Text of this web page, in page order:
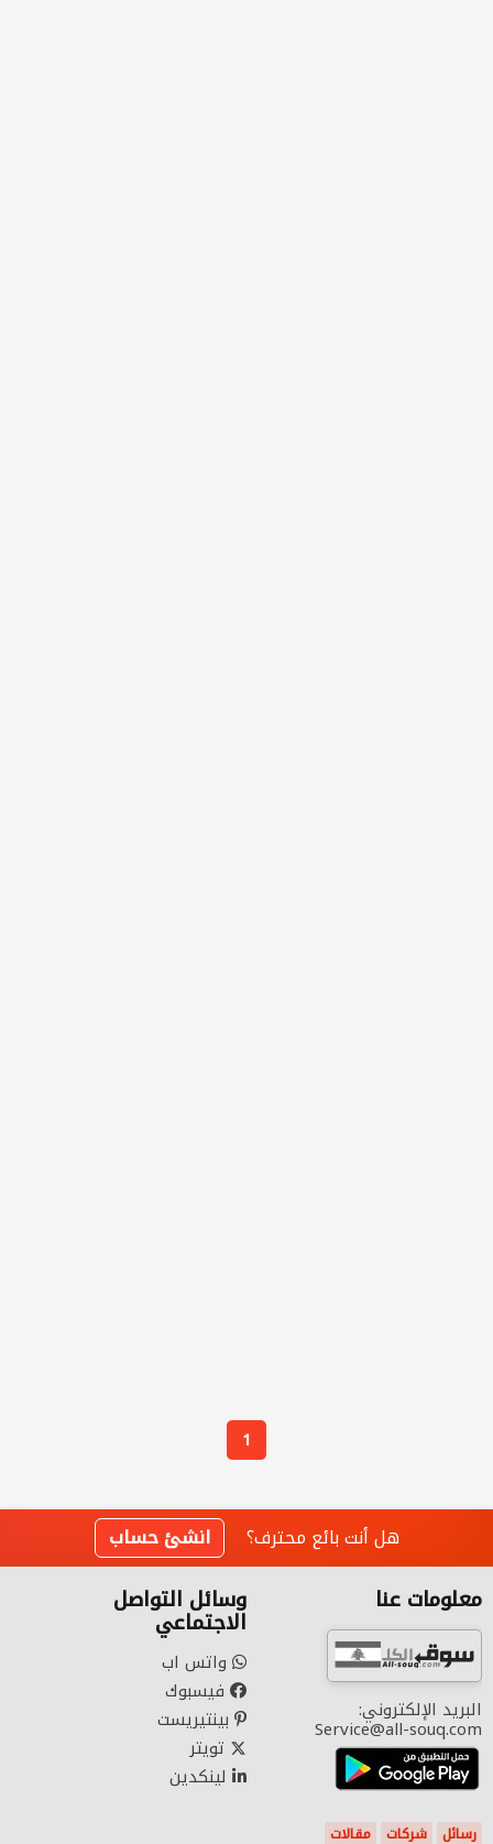
1
هل أنت بائع محترف؟ انشئ حساب
معلومات عنا
البريد الإلكتروني:
Service@all-souq.com
رسائل شركات مقالات
وسائل التواصل
الاجتماعي
واتس اب
فيسبوك
بينتيريست
تويتر
لينكدين